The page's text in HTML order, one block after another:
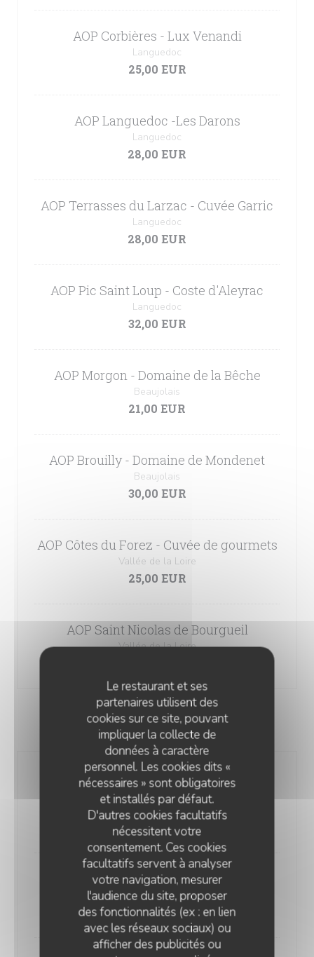
Le restaurant et ses
partenaires utilisent des
cookies sur ce site, pouvant
impliquer la collecte de
données à caractère
personnel. Les cookies dits «
nécessaires » sont obligatoires
et installés par défaut.
D'autres cookies facultatifs
nécessitent votre
consentement. Ces cookies
facultatifs servent à analyser
votre navigation, mesurer
l'audience du site, proposer
des fonctionnalités (ex : en lien
avec les réseaux sociaux) ou
afficher des publicités ou
AOP Corbières - Lux Venandi
Languedoc
25,00 EUR
AOP Languedoc -Les Darons
Languedoc
28,00 EUR
AOP Terrasses du Larzac - Cuvée Garric
Languedoc
28,00 EUR
AOP Pic Saint Loup - Coste d'Aleyrac
Languedoc
32,00 EUR
AOP Morgon - Domaine de la Bêche
Beaujolais
21,00 EUR
AOP Brouilly - Domaine de Mondenet
Beaujolais
30,00 EUR
AOP Côtes du Forez - Cuvée de gourmets
Vallée de la Loire
25,00 EUR
AOP Saint Nicolas de Bourgueil
Vallée de la Loire
VINS ROSES
Terre du Midi - Le p.gâteries de Marie
Antoniette
Languedoc
18,50 EUR
Côtes de Provence - Le Real
Provence
32,00 EUR